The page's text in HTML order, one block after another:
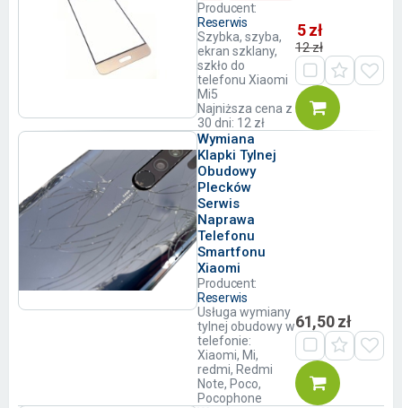
Producent:
Reserwis
Szybka, szyba,
ekran szklany,
szkło do
telefonu Xiaomi
Mi5
Najniższa cena z
30 dni: 12 zł
5 zł
12 zł
Wymiana
Klapki Tylnej
Obudowy
Plecków
Serwis
Naprawa
Telefonu
Smartfonu
Xiaomi
Producent:
Reserwis
Usługa wymiany
tylnej obudowy w
telefonie:
Xiaomi, Mi,
redmi, Redmi
Note, Poco,
Pocophone
61,50 zł